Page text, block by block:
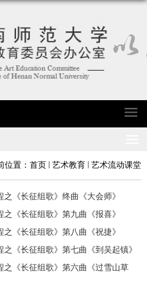
位置： 首页 艺术教育 艺术流动课堂
《长征组歌》终曲《大会师》
《长征组歌》第九曲《报喜》
《长征组歌》第八曲《祝捷》
《长征组歌》第七曲《到吴起镇》
《长征组歌》第六曲《过雪山草